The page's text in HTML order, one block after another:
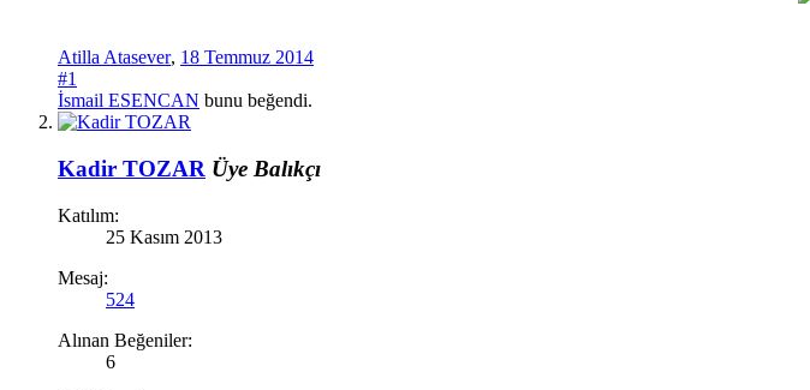
Atilla Atasever, 18 Temmuz 2014
#1
İsmail ESENCAN bunu beğendi.
Kadir TOZAR Üye Balıkçı
Katılım:
25 Kasım 2013
Mesaj:
524
Alınan Beğeniler:
6